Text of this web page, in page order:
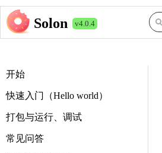
Solon v4.0.4
开始
快速入门（Hello world）
打包与运行、调试
常见问答